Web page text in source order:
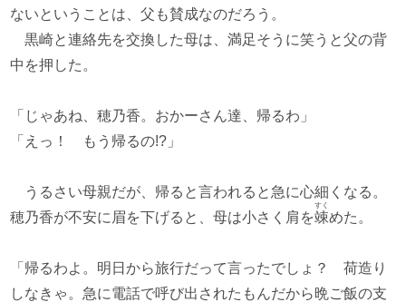
ないということは、父も賛成なのだろう。
黒崎と連絡先を交換した母は、満足そうに笑うと父の背
中を押した。
「じゃあね、穂乃香。おかーさん達、帰るわ」
「えっ！ もう帰るの!?」
うるさい母親だが、帰ると言われると急に心細くなる。
穂乃香が不安に眉を下げると、母は小さく肩を竦
すく
めた。
「帰るわよ。明日から旅行だって言ったでしょ？ 荷造り
しなきゃ。急に電話で呼び出されたもんだから晩ご飯の支